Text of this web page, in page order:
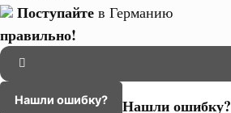
Поступайте в Германию
правильно!
Нашли ошибку? Нашли ошибку?